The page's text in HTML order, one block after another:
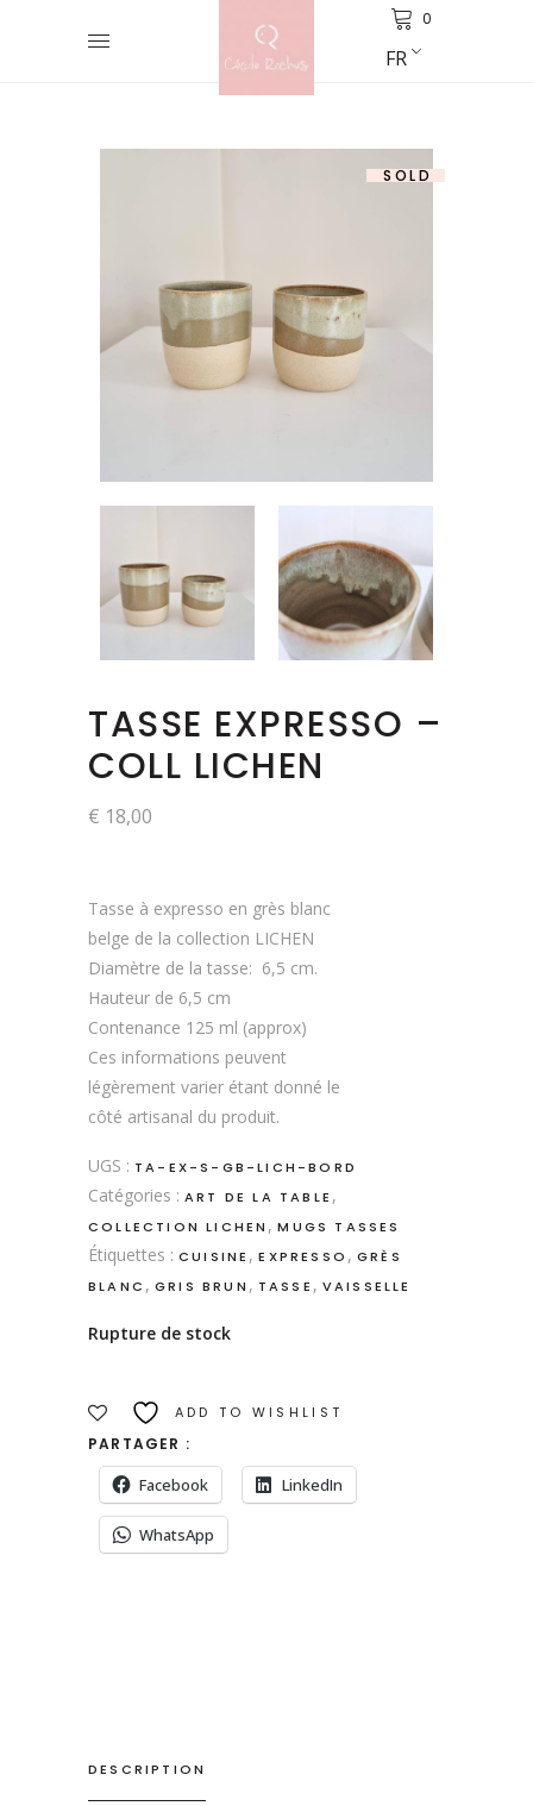
0
FR
SOLD
TASSE EXPRESSO –
COLL LICHEN
€ 18,00
Tasse à expresso en grès blanc
belge de la collection LICHEN
Diamètre de la tasse: 6,5 cm.
Hauteur de 6,5 cm
Contenance 125 ml (approx)
Ces informations peuvent
légèrement varier étant donné le
côté artisanal du produit.
UGS : TA-EX-S-GB-LICH-BORD
Catégories : ART DE LA TABLE ,
COLLECTION LICHEN ,MUGS TASSES
Étiquettes : CUISINE ,EXPRESSO ,GRÈS
BLANC , GRIS BRUN , TASSE , VAISSELLE
Rupture de stock
ADD TO WISHLIST
PARTAGER :
Facebook LinkedIn
WhatsApp
DESCRIPTION